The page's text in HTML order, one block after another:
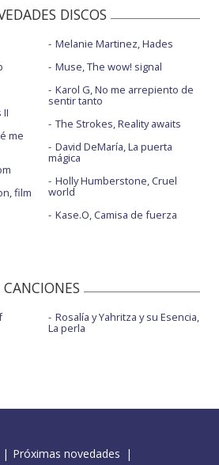
DISCOS
me
film
Melanie Martinez, Hades
Muse, The wow! signal
Karol G, No me arrepiento de
sentir tanto
The Strokes, Reality awaits
David DeMaría, La puerta
mágica
Holly Humberstone, Cruel
world
Kase.O, Camisa de fuerza
CANCIONES
Rosalía y Yahritza y su Esencia,
La perla
Próximas novedades